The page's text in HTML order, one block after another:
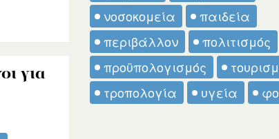
για
νοσοκομεία
παιδεία
περιβάλλον
πολιτισμός
προϋπολογισμός
τροπολογία
υγεία